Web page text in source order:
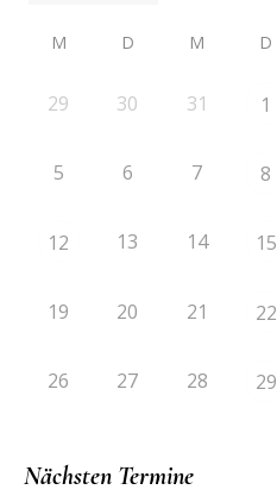
M D M D
29 30 31 1
5 6 7 8
12 13 14 15
19 20 21 22
26 27 28 29
Nächsten Termine